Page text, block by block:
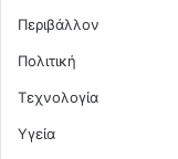
Περιβάλλον
Πολιτική
Τεχνολογία
Υγεία